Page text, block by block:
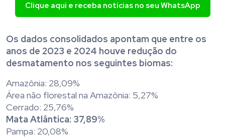
Clique aqui e receba notícias no seu WhatsApp
Os dados consolidados apontam que entre os
anos de 2023 e 2024 houve redução do
desmatamento nos seguintes biomas:
Amazônia: 28,09%
Área não florestal na Amazônia: 5,27%
Cerrado: 25,76%
Mata Atlântica: 37,89%
Pampa: 20,08%